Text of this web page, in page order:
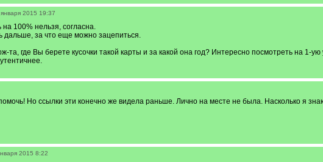
2015 19:37
на 100% нельзя, согласна.
дальше, за что еще можно зацепиться.
та, где Вы берете кусочки такой карты и за какой она год? Интересно посмотреть на 1-
Но ссылки эти конечно же видела раньше. Лично на месте не была. Насколько я
2015 8:22